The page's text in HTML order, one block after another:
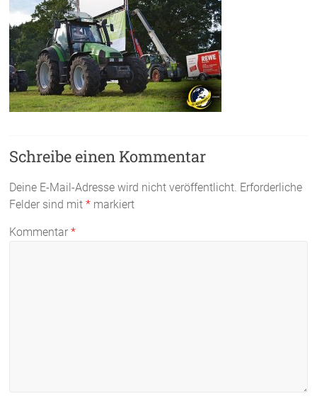
Schreibe einen Kommentar
Deine E-Mail-Adresse wird nicht veröffentlicht. Erforderliche
Felder sind mit* markiert
Kommentar*